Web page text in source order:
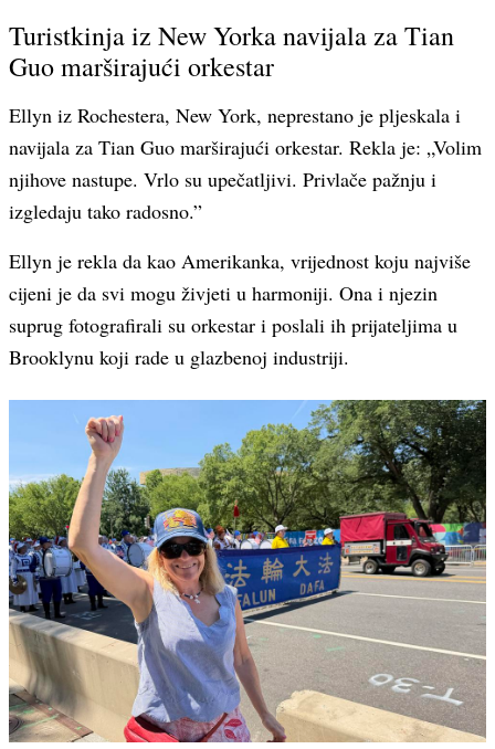
Turistkinja iz New Yorka navijala za Tian
Guo marširajući orkestar
Ellyn iz Rochestera, New York, neprestano je pljeskala i
navijala za Tian Guo marširajući orkestar. Rekla je: „Volim
njihove nastupe. Vrlo su upečatljivi. Privlače pažnju i
izgledaju tako radosno.”
Ellyn je rekla da kao Amerikanka, vrijednost koju najviše
cijeni je da svi mogu živjeti u harmoniji. Ona i njezin
suprug fotografirali su orkestar i poslali ih prijateljima u
Brooklynu koji rade u glazbenoj industriji.